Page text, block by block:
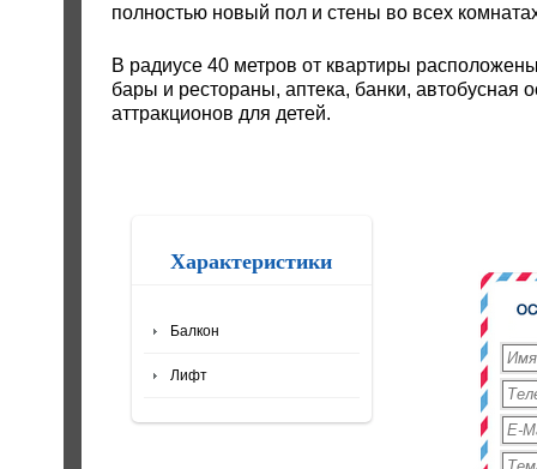
полностью новый пол и стены во всех
В радиусе 40 метров от квартиры
бары и рестораны, аптека, банки, автобусная
аттракционов для детей.
Характеристики
Балкон
Лифт